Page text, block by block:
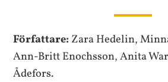
Författare: Zara Hedelin,
Ann-Britt Enochsson, Anita
Ådefors.